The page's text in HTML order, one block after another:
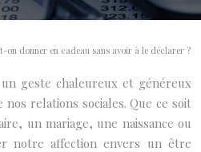
on donner en cadeau sans avoir à le déclarer ?
un geste chaleureux et généreux
relations sociales. Que ce soit
un mariage, une naissance ou
notre affection envers un être